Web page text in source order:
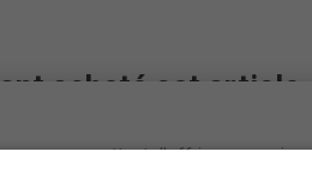
acheté cet article
nous permettent d'offrir nos